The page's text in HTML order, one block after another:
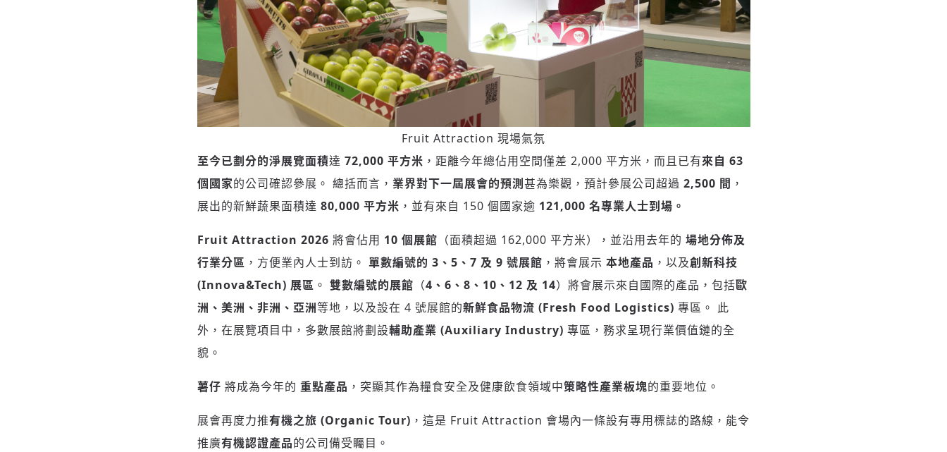
登入或註冊
掌握國際政經脈動
輸入 Email 驗證碼
請輸入發送到的驗證碼
驗證
Fruit Attraction 現場氣氛
至今已劃分的淨展覽面積達 72,000 平方米 ，距離今年總佔用空間僅差 2,000 平方米，而且已有來自 63
個國家的公司確認參展。 總括而言， 業界對下一屆展會的預測甚為樂觀，預計參展公司超過 2,500 間 ，
展出的新鮮蔬果面積達 80,000 平方米 ，並有來自 150 個國家逾 121,000 名專業人士到場。
Fruit Attraction 2026 將會佔用 10 個展館 （面積超過 162,000 平方米），並沿用去年的 場地分佈及
行業分區 ，方便業內人士到訪。 單數編號的 3、5、7 及 9 號展館 ，將會展示 本地產品 ，以及創新科技
(Innova&Tech) 展區 。 雙數編號的展館 （4、6、8、10、12 及 14）將會展示來自國際的產品，包括歐
洲、美洲、非洲、亞洲等地，以及設在 4 號展館的新鮮食品物流 (Fresh Food Logistics) 專區。 此
外，在展覽項目中，多數展館將劃設輔助產業 (Auxiliary Industry) 專區，務求呈現行業價值鏈的全
貌。
薯仔 將成為今年的 重點產品 ，突顯其作為糧食安全及健康飲食領域中策略性產業板塊的重要地位。
展會再度力推有機之旅 (Organic Tour) ，這是 Fruit Attraction 會場內一條設有專用標誌的路線，能令
推廣有機認證產品的公司備受矚目。